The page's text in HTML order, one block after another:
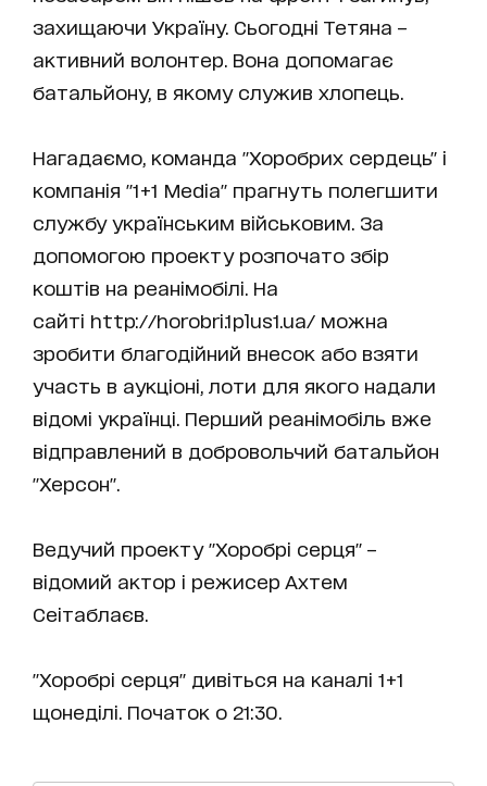
захищаючи Україну. Сьогодні Тетяна –
активний волонтер. Вона допомагає
батальйону, в якому служив хлопець.
Нагадаємо, команда "Хоробрих сердець" і
компанія "1+1 Media" прагнуть полегшити
службу українським військовим. За
допомогою проекту розпочато збір
коштів на реанімобілі. На
сайті http://horobri.1plus1.ua/ можна
зробити благодійний внесок або взяти
участь в аукціоні, лоти для якого надали
відомі українці. Перший реанімобіль вже
відправлений в добровольчий батальйон
"Херсон".
Ведучий проекту "Хоробрі серця" –
відомий актор і режисер Ахтем
Сеітаблаєв.
"Хоробрі серця" дивіться на каналі 1+1
щонеділі. Початок о 21:30.